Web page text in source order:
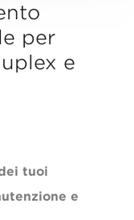
per
e
tuoi
e